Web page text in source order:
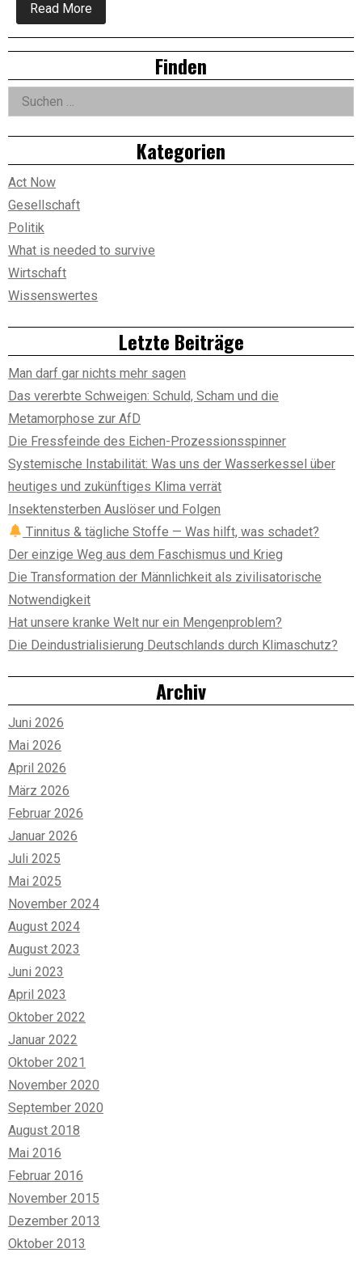
Read More
Die
Evolution
KI
Right
Asides
Finden
Suchen
nach:
Kategorien
Act Now
Gesellschaft
Politik
What is needed to survive
Wirtschaft
Wissenswertes
Letzte Beiträge
Man darf gar nichts mehr sagen
Das vererbte Schweigen: Schuld, Scham und die
Metamorphose zur AfD
Die Fressfeinde des Eichen-Prozessionsspinner
Systemische Instabilität: Was uns der Wasserkessel über
heutiges und zukünftiges Klima verrät
Insektensterben Auslöser und Folgen
Tinnitus & tägliche Stoffe — Was hilft, was schadet?
Der einzige Weg aus dem Faschismus und Krieg
Die Transformation der Männlichkeit als zivilisatorische
Notwendigkeit
Hat unsere kranke Welt nur ein Mengenproblem?
Die Deindustrialisierung Deutschlands durch Klimaschutz?
Archiv
Juni 2026
Mai 2026
April 2026
März 2026
Februar 2026
Januar 2026
Juli 2025
Mai 2025
November 2024
August 2024
August 2023
Juni 2023
April 2023
Oktober 2022
Januar 2022
Oktober 2021
November 2020
September 2020
August 2018
Mai 2016
Februar 2016
November 2015
Dezember 2013
Oktober 2013